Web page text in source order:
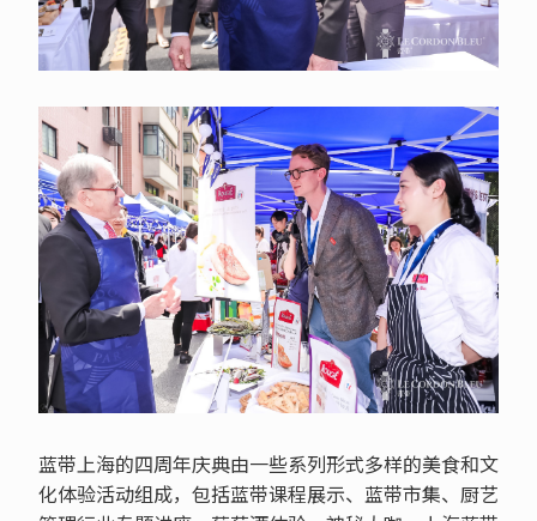
蓝带上海的四周年庆典由一些系列形式多样的美食和文
化体验活动组成，包括蓝带课程展示、蓝带市集、厨艺